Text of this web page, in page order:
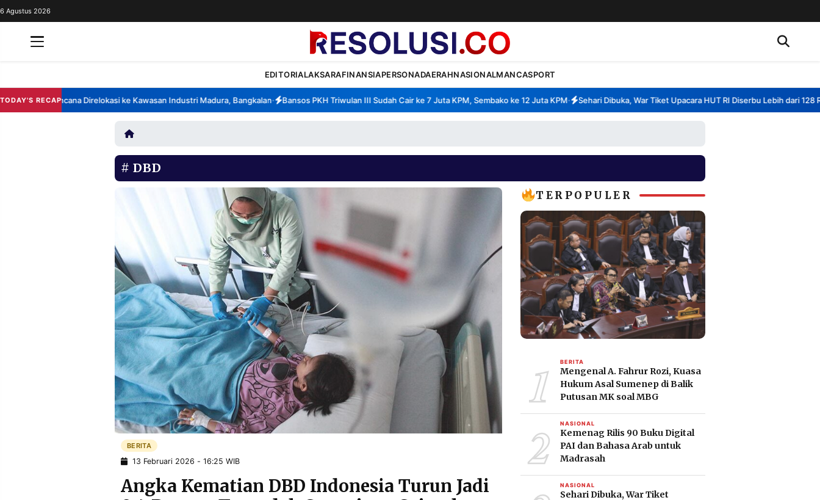
REDAKSI
PERSONA
BERITA
WARGA
TULISAN
SERVICE
6 Agustus 2026
EDITORIALAKSARAFINANSIAPERSONADAERAHNASIONALMANCASPORT
TODAY'S RECAP
Berencana Direlokasi ke Kawasan Industri Madura, Bangkalan• Bansos PKH Triwulan III Sudah Cair ke 7 Juta KPM, Sembako ke 12 Juta KPM• Sehari Dibuka, War Tiket Upacara HUT RI Diserbu Lebih dari 128
DBD
BERITA
13 Februari 2026 - 16:25 WIB
Angka Kematian DBD Indonesia Turun Jadi
TERPOPULER
1 BERITA
Mengenal A. Fahrur Rozi, Kuasa
Hukum Asal Sumenep di Balik
Putusan MK soal MBG
2 NASIONAL
Kemenag Rilis 90 Buku Digital
PAI dan Bahasa Arab untuk
Madrasah
NASIONAL
Sehari Dibuka, War Tiket